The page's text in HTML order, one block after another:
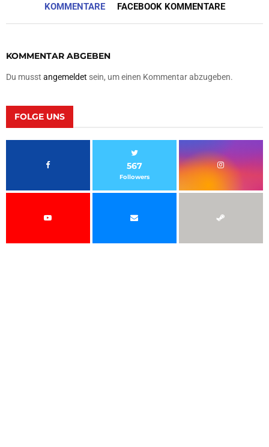
KOMMENTARE FACEBOOK KOMMENTARE
KOMMENTAR ABGEBEN
Du musst angemeldet sein, um einen Kommentar abzugeben.
FOLGE UNS
567
Followers